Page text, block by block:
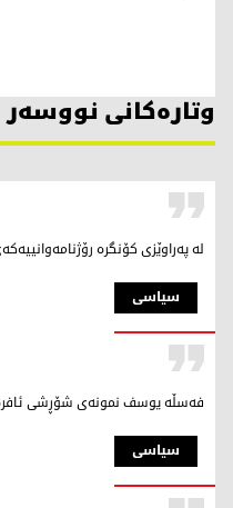
وتارەکانی نووسەر
سیاسی
لە پەراوێزی کۆنگرە
سیاسی
فەسڵە یوسف نمونەی شۆڕشی